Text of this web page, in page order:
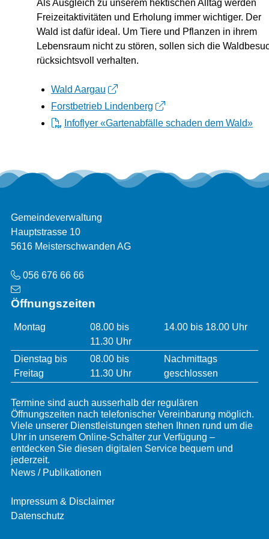
Als Ausgleich zu unserem hektischen Alltag werden
Freizeitaktivitäten und Erholung immer wichtiger. Der
Wald ist dafür ideal. Um Tiere und Pflanzen in ihrem
Lebensraum nicht zu stören, sollen sich die
rücksichtsvoll verhalten.
Wald Aargau
Forstbetrieb Lindenberg
Infoflyer «Gartenabfälle schaden dem Wald»
Footer
Adresse
Gemeindeverwaltung
Hauptstrasse 10
5616 Meisterschwanden AG
Telefon
056 676 66 66
Öffnungszeiten
Öffnungszeiten
Montag
08.00 bis
11.30 Uhr
14.00 bis 18.00 Uhr
Dienstag bis
Freitag
08.00 bis
11.30 Uhr
Nachmittags
geschlossen
Termine sind auch ausserhalb der regulären
Öffnungszeiten nach telefonischer Vereinbarung möglich.
Viele unserer Dienstleistungen stehen Ihnen rund um die
Uhr in unserem Online-Schalter zur Verfügung –
entdecken Sie diesen digitalen Service bequem und
jederzeit.
Services
News / Publikationen
Impressum & Disclaimer
Datenschutz